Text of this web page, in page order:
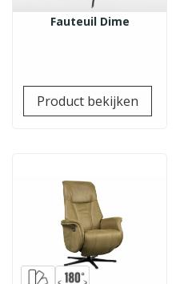
Fauteuil Dime
Product bekijken